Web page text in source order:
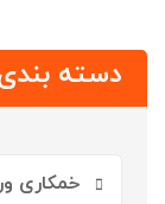
دسته
خمکاری